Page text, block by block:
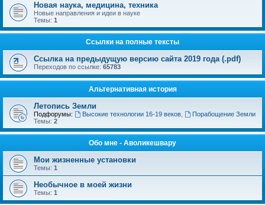
Новая наука, медицина, техника
Новые направления и идеи в науке
Темы: 1
Ссылки на полные тексты
Ссылка на предыдущую версию сайта 2019 года (.pdf)
Переходов по ссылке: 65783
Альтернативная история
Летопись Земли
Подфорумы: Высокие технологии 16-19 веков,
Порабощение Земли
Темы: 2
Обо мне - Аволикешвару
Мои жизненные установки
Темы: 1
Необычное в моей жизни
Темы: 1